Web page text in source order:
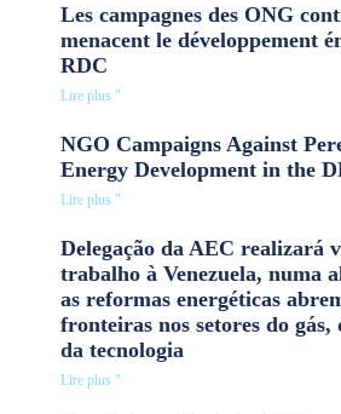
Les campagnes des ONG
menacent le développement
RDC
Lire plus "
NGO Campaigns Against
Energy Development in the
Lire plus "
Delegação da AEC realizará
trabalho à Venezuela, numa
as reformas energéticas
fronteiras nos setores do gás,
da tecnologia
Lire plus "